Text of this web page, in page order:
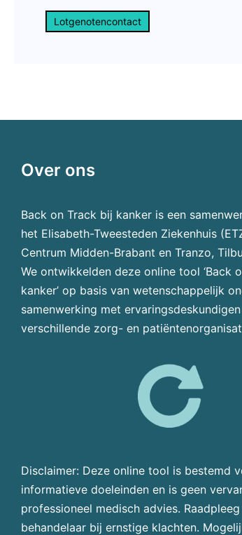
Lotgenotencontact
Over ons
Back on Track bij kanker is een
het Elisabeth-Tweesteden Ziekenhuis
Centrum Midden-Brabant en Tranzo,
We ontwikkelden deze online tool ‘Back
kanker’ op basis van wetenschappelijk
samenwerking met
verschillende zorg- en
Disclaimer: Deze online tool is bestemd
informatieve doeleinden en is geen
professioneel medisch advies.
behandelaar bij ernstige klachten.